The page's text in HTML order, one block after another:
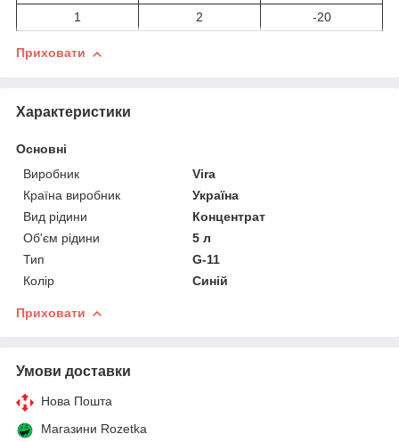
1
2 -20
Приховати
Характеристики
Основні
Виробник
Vira
Країна виробник
Україна
Вид рідини
Концентрат
Об'єм рідини
5 л
Тип
G-11
Колір
Синій
Приховати
Умови доставки
Нова Пошта
Магазини Rozetka